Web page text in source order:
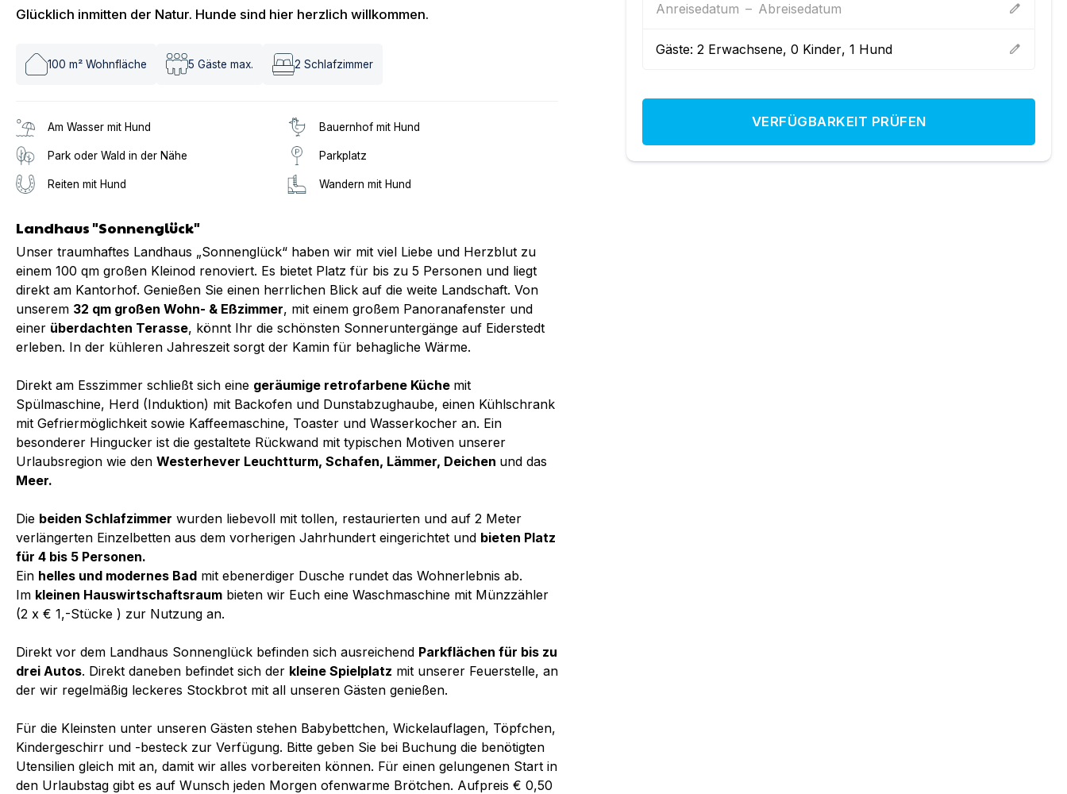
Glücklich inmitten der Natur. Hunde sind hier herzlich willkommen.
100 m² Wohnfläche 5 Gäste max. 2 Schlafzimmer
Am Wasser mit Hund Bauernhof mit Hund
Park oder Wald in der Nähe Parkplatz
Reiten mit Hund Wandern mit Hund
Landhaus "Sonnenglück"
Unser traumhaftes Landhaus „Sonnenglück“ haben wir mit viel Liebe und Herzblut zu
einem 100 qm großen Kleinod renoviert. Es bietet Platz für bis zu 5 Personen und liegt
direkt am Kantorhof. Genießen Sie einen herrlichen Blick auf die weite Landschaft. Von
unserem 32 qm großen Wohn- & Eßzimmer, mit einem großem Panoranafenster und
einer überdachten Terasse, könnt Ihr die schönsten Sonneruntergänge auf Eiderstedt
erleben. In der kühleren Jahreszeit sorgt der Kamin für behagliche Wärme.
Direkt am Esszimmer schließt sich eine geräumige retrofarbene Küche mit
Spülmaschine, Herd (Induktion) mit Backofen und Dunstabzughaube, einen Kühlschrank
mit Gefriermöglichkeit sowie Kaffeemaschine, Toaster und Wasserkocher an. Ein
besonderer Hingucker ist die gestaltete Rückwand mit typischen Motiven unserer
Urlaubsregion wie den Westerhever Leuchtturm, Schafen, Lämmer, Deichen und das
Meer.
Die beiden Schlafzimmer wurden liebevoll mit tollen, restaurierten und auf 2 Meter
verlängerten Einzelbetten aus dem vorherigen Jahrhundert eingerichtet und bieten Platz
für 4 bis 5 Personen.
Ein helles und modernes Bad mit ebenerdiger Dusche rundet das Wohnerlebnis ab.
Im kleinen Hauswirtschaftsraum bieten wir Euch eine Waschmaschine mit Münzzähler
(2 x € 1,-Stücke ) zur Nutzung an.
Direkt vor dem Landhaus Sonnenglück befinden sich ausreichend Parkflächen für bis zu
drei Autos. Direkt daneben befindet sich der kleine Spielplatz mit unserer Feuerstelle, an
der wir regelmäßig leckeres Stockbrot mit all unseren Gästen genießen.
Für die Kleinsten unter unseren Gästen stehen Babybettchen, Wickelauflagen, Töpfchen,
Kindergeschirr und -besteck zur Verfügung. Bitte geben Sie bei Buchung die benötigten
Utensilien gleich mit an, damit wir alles vorbereiten können. Für einen gelungenen Start in
den Urlaubstag gibt es auf Wunsch jeden Morgen ofenwarme Brötchen. Aufpreis € 0,50
Anreisedatum – Abreisedatum edit
Gäste:2 Erwachsene,0 Kinder,1 Hund edit
VERFÜGBARKEIT PRÜFEN